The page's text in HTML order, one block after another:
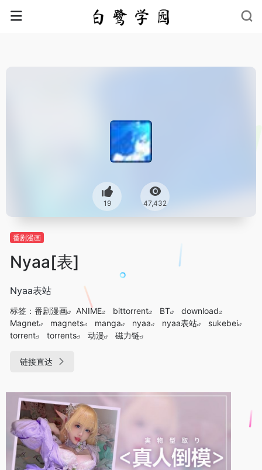
19 47,432
番剧漫画
Nyaa[表]
Nyaa表站
标签： 番剧漫画 ANIME bittorrent BT
download
Magnet
magnets manga nyaa nyaa表站
sukebei
torrent
torrents 动漫 磁力链
链接直达